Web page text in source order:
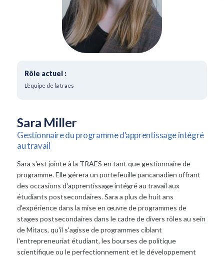
Rôle actuel :
L’équipe de la traes
Sara Miller
Gestionnaire du programme d'apprentissage intégré
au travail
Sara s'est jointe à la TRAES en tant que gestionnaire de
programme. Elle gérera un portefeuille pancanadien offrant
des occasions d'apprentissage intégré au travail aux
étudiants postsecondaires. Sara a plus de huit ans
d'expérience dans la mise en œuvre de programmes de
stages postsecondaires dans le cadre de divers rôles au sein
de Mitacs, qu'il s'agisse de programmes ciblant
l'entrepreneuriat étudiant, les bourses de politique
scientifique ou le perfectionnement et le développement